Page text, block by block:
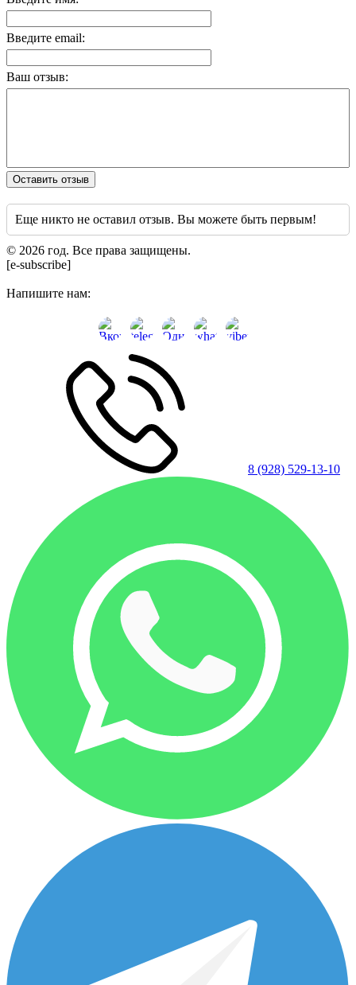
Введите email:
Ваш отзыв:
Оставить отзыв
Еще никто не оставил отзыв. Вы можете быть первым!
© 2026 год. Все права защищены.
[e-subscribe]
Напишите нам:
8 (928) 529-13-10